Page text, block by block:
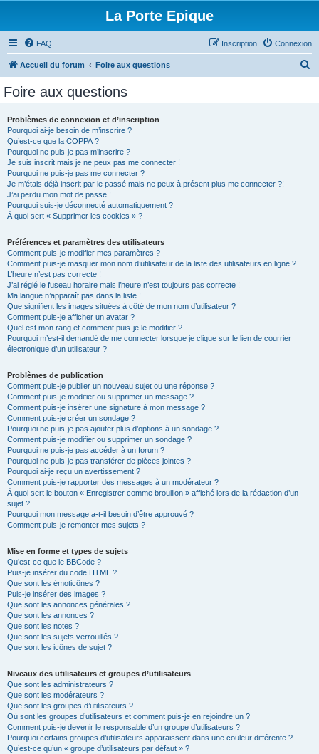
La Porte Epique
FAQ Connexion
Inscription
Accueil du forum Foire aux questions
Foire aux questions
Problèmes de connexion et d’inscription
Pourquoi ai-je besoin de m’inscrire ?
Qu’est-ce que la COPPA ?
Pourquoi ne puis-je pas m’inscrire ?
Je suis inscrit mais je ne peux pas me connecter !
Pourquoi ne puis-je pas me connecter ?
Je m’étais déjà inscrit par le passé mais ne peux à présent plus me connecter ?!
J’ai perdu mon mot de passe !
Pourquoi suis-je déconnecté automatiquement ?
À quoi sert « Supprimer les cookies » ?
Préférences et paramètres des utilisateurs
Comment puis-je modifier mes paramètres ?
Comment puis-je masquer mon nom d’utilisateur de la liste des utilisateurs en ligne ?
L’heure n’est pas correcte !
J’ai réglé le fuseau horaire mais l’heure n’est toujours pas correcte !
Ma langue n’apparaît pas dans la liste !
Que signifient les images situées à côté de mon nom d’utilisateur ?
Comment puis-je afficher un avatar ?
Quel est mon rang et comment puis-je le modifier ?
Pourquoi m’est-il demandé de me connecter lorsque je clique sur le lien de courrier
électronique d’un utilisateur ?
Problèmes de publication
Comment puis-je publier un nouveau sujet ou une réponse ?
Comment puis-je modifier ou supprimer un message ?
Comment puis-je insérer une signature à mon message ?
Comment puis-je créer un sondage ?
Pourquoi ne puis-je pas ajouter plus d’options à un sondage ?
Comment puis-je modifier ou supprimer un sondage ?
Pourquoi ne puis-je pas accéder à un forum ?
Pourquoi ne puis-je pas transférer de pièces jointes ?
Pourquoi ai-je reçu un avertissement ?
Comment puis-je rapporter des messages à un modérateur ?
À quoi sert le bouton « Enregistrer comme brouillon » affiché lors de la rédaction d’un
sujet ?
Pourquoi mon message a-t-il besoin d’être approuvé ?
Comment puis-je remonter mes sujets ?
Mise en forme et types de sujets
Qu’est-ce que le BBCode ?
Puis-je insérer du code HTML ?
Que sont les émoticônes ?
Puis-je insérer des images ?
Que sont les annonces générales ?
Que sont les annonces ?
Que sont les notes ?
Que sont les sujets verrouillés ?
Que sont les icônes de sujet ?
Niveaux des utilisateurs et groupes d’utilisateurs
Que sont les administrateurs ?
Que sont les modérateurs ?
Que sont les groupes d’utilisateurs ?
Où sont les groupes d’utilisateurs et comment puis-je en rejoindre un ?
Comment puis-je devenir le responsable d’un groupe d’utilisateurs ?
Pourquoi certains groupes d’utilisateurs apparaissent dans une couleur différente ?
Qu’est-ce qu’un « groupe d’utilisateurs par défaut » ?